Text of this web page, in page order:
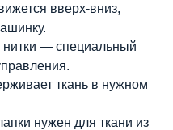
вверх-вниз,
нитки — специальный
ткань в нужном
нужен для ткани из